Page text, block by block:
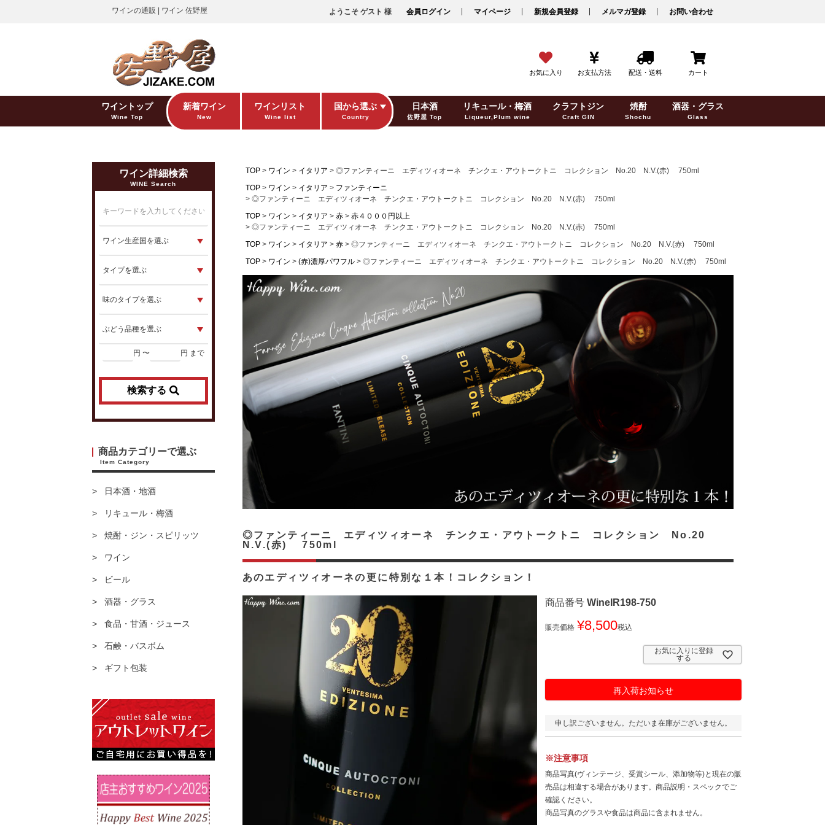
ワインの通販 | ワイン 佐野屋 ようこそ ゲスト 様 会員ログイン マイページ 新規会員登録 メルマガ登録 お問い合わせ
お気に入り お支払方法 配送・送料 カート
ワイントップ
Wine Top
新着ワイン
New
ワインリスト
Wine list
国から選ぶ
Country
日本酒
佐野屋 Top
リキュール・梅酒
Liqueur,Plum wine
クラフトジン
Craft GIN
焼酎
Shochu
酒器・グラス
Glass
ワイン詳細検索
WINE Search
円 〜 円 まで
検索する
商品カテゴリーで選ぶ
Item Category
日本酒・地酒
リキュール・梅酒
焼酎・ジン・スピリッツ
ワイン
ビール
酒器・グラス
食品・甘酒・ジュース
石鹸・バスボム
ギフト包装
TOP ワイン イタリア
◎ファンティーニ エディツィオーネ チンクエ・アウトークトニ コレクション No.20 N.V.(赤) 750ml
TOP
ワイン イタリア
ファンティーニ
◎ファンティーニ エディツィオーネ チンクエ・アウトークトニ コレクション No.20 N.V.(赤) 750ml
TOP
ワイン イタリア 赤
赤４０００円以上
◎ファンティーニ エディツィオーネ チンクエ・アウトークトニ コレクション No.20 N.V.(赤) 750ml
TOP
ワイン イタリア 赤
◎ファンティーニ エディツィオーネ チンクエ・アウトークトニ コレクション No.20 N.V.(赤) 750ml
TOP
ワイン (赤)濃厚パワフル ◎ファンティーニ エディツィオーネ チンクエ・アウトークトニ コレクション No.20 N.V.(赤) 750ml
あのエディツィオーネの更に特別な１本！コレクション！
◎ファンティーニ エディツィオーネ チンクエ・アウトークトニ コレクション No.20
N.V.(赤) 750ml
商品番号 WineIR198-750
販売価格 ¥8,500税込
お気に入りに登録
する
再入荷お知らせ
申し訳ございません。ただいま在庫がございません。
※注意事項
商品写真(ヴィンテージ、受賞シール、添加物等)と現在の販
売品は相違する場合があります。商品説明・スペックでご
確認ください。
商品写真のグラスや食品は商品に含まれません。